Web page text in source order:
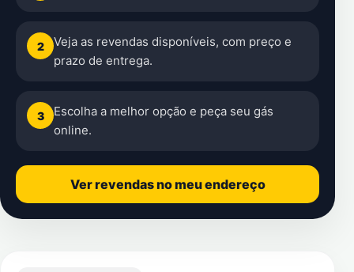
2
Veja as revendas disponíveis, com preço e
prazo de entrega.
3
Escolha a melhor opção e peça seu gás
online.
Ver revendas no meu endereço